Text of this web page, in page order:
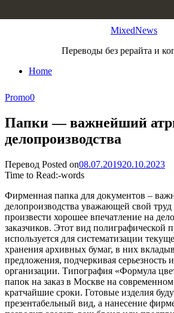
MixedNews
Переводы без рерайта и
Home
Promo0
Папки — важнейший
делопроизводства
Перевод Posted on08.07.201920.10.2023
Time to Read:-words
Фирменная папка для документов –
делопроизводства уважающей свой
произвести хорошее впечатление на
заказчиков. Этот вид полиграфической
используется для систематизации
хранения архивных бумаг, в них
предложения, подчеркивая серьезность
организации. Типография «Формула
папок на заказ в Москве на
кратчайшие сроки. Готовые изделия
презентабельный вид, а нанесение